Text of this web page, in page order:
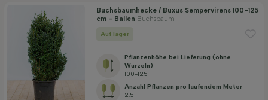
Buchsbaumhecke / Buxus Sempervirens 100-125
cm - Ballen Buchsbaum
Auf lager
Pflanzenhöhe bei Lieferung (ohne
Wurzeln)
100-125
Anzahl Pflanzen pro laufendem Meter
2.5